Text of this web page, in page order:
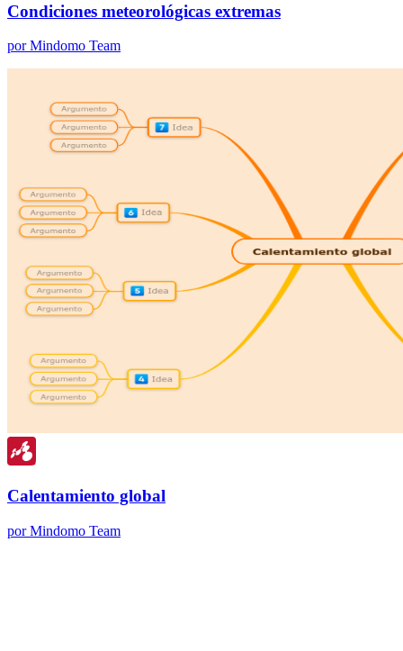
Condiciones meteorológicas extremas
por Mindomo Team
Calentamiento global
por Mindomo Team